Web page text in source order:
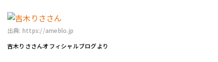
出典: https://ameblo.jp
吉木りささんオフィシャルブログより